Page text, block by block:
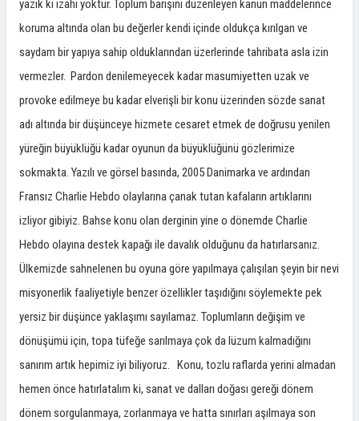
yazık ki izahı yoktur. Toplum barışını düzenleyen kanun maddelerince
koruma altında olan bu değerler kendi içinde oldukça kırılgan ve
saydam bir yapıya sahip olduklarından üzerlerinde tahribata asla izin
vermezler. Pardon denilemeyecek kadar masumiyetten uzak ve
provoke edilmeye bu kadar elverişli bir konu üzerinden sözde sanat
adı altında bir düşünceye hizmete cesaret etmek de doğrusu yenilen
yüreğin büyüklüğü kadar oyunun da büyüklüğünü gözlerimize
sokmakta. Yazılı ve görsel basında, 2005 Danimarka ve ardından
Fransız Charlie Hebdo olaylarına çanak tutan kafaların artıklarını
izliyor gibiyiz. Bahse konu olan derginin yine o dönemde Charlie
Hebdo olayına destek kapağı ile davalık olduğunu da hatırlarsanız.
Ülkemizde sahnelenen bu oyuna göre yapılmaya çalışılan şeyin bir nevi
misyonerlik faaliyetiyle benzer özellikler taşıdığını söylemekte pek
yersiz bir düşünce yaklaşımı sayılamaz. Toplumların değişim ve
dönüşümü için, topa tüfeğe sarılmaya çok da lüzum kalmadığını
sanırım artık hepimiz iyi biliyoruz. Konu, tozlu raflarda yerini almadan
hemen önce hatırlatalım ki, sanat ve dalları doğası gereği dönem
dönem sorgulanmaya, zorlanmaya ve hatta sınırları aşılmaya son